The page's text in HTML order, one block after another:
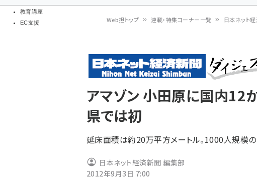
教育講座
EC支援
ン
く
ず
Web担トップ 連載・特集コーナー一覧 日本ネット
アマゾン 小田原に国内12
県では初
延床面積は約20万平方メートル。1000人規模
日本ネット経済新聞 編集部
2012年9月3日 7:00